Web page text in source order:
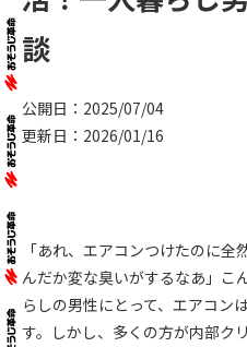
談
公開日：2025/07/04
更新日：2026/01/16
「あれ、エアコンつけたのに
んだか変な臭いがするなあ」こ
らしの男性にとって、エアコン
す。しかし、多くの方が内部ク